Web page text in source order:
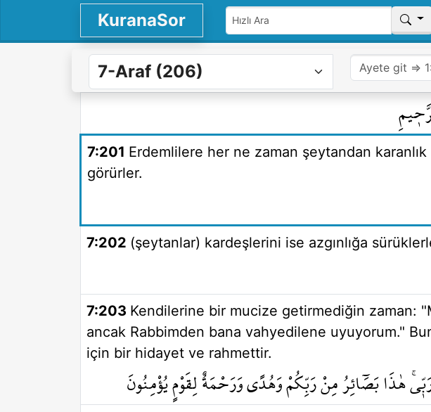
KuranaSor
7:201 Erdemlilere her ne zaman şeytandan
görürler.
7:202 (şeytanlar) kardeşlerini ise azgınlığa
7:203 Kendilerine bir mucize getirmediğin zaman:
ancak Rabbimden bana vahyedilene uyuyorum."
için bir hidayet ve rahmettir.
رَبّ۪يۚ هٰذَا بَصَٓائِرُ مِنْ رَبِّكُمْ وَهُدًى وَرَحْمَةٌ لِقَوْمٍ يُؤْمِنُونَ